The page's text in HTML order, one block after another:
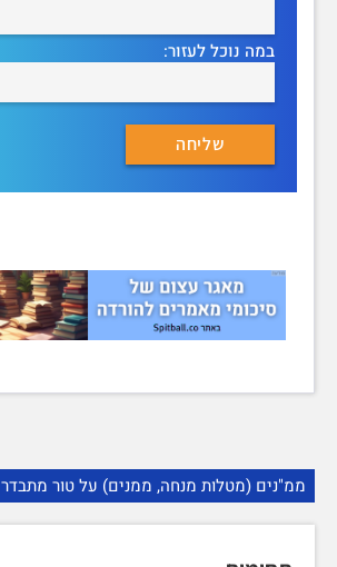
ממ"נים (מטלות מנחה, ממנים) על טור מתבדר
במה נוכל לעזור: